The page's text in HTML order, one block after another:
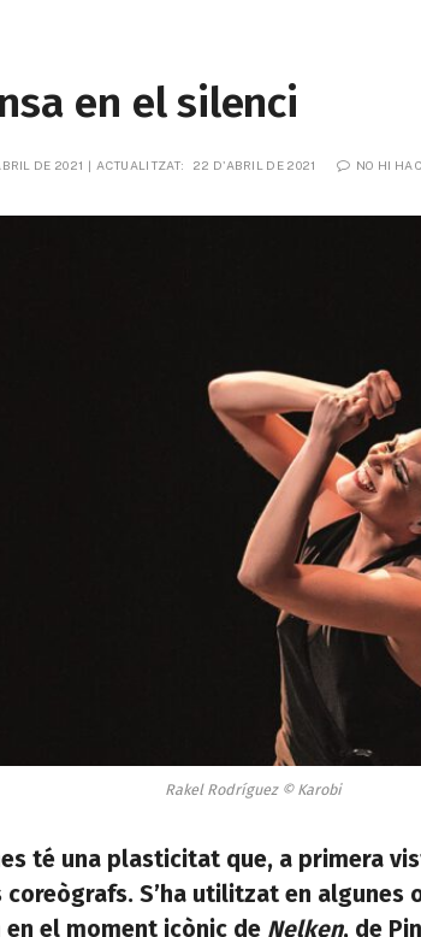
en el silenci
DE 2021 ACTUALITZAT: 22 D'ABRIL DE 2021 NO HI HA
Rakel Rodríguez © Karobi
té una plasticitat que, a primera
S’ha utilitzat en algunes
el moment icònic de Nelken, de